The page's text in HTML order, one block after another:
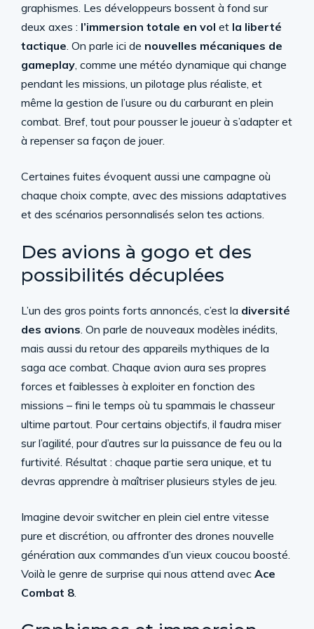
graphismes. Les développeurs bossent à fond sur
deux axes : l’immersion totale en vol et la liberté
tactique. On parle ici de nouvelles mécaniques de
gameplay, comme une météo dynamique qui change
pendant les missions, un pilotage plus réaliste, et
même la gestion de l’usure ou du carburant en plein
combat. Bref, tout pour pousser le joueur à s’adapter et
à repenser sa façon de jouer.
Certaines fuites évoquent aussi une campagne où
chaque choix compte, avec des missions adaptatives
et des scénarios personnalisés selon tes actions.
Des avions à gogo et des
possibilités décuplées
L’un des gros points forts annoncés, c’est la diversité
des avions. On parle de nouveaux modèles inédits,
mais aussi du retour des appareils mythiques de la
saga ace combat. Chaque avion aura ses propres
forces et faiblesses à exploiter en fonction des
missions – fini le temps où tu spammais le chasseur
ultime partout. Pour certains objectifs, il faudra miser
sur l’agilité, pour d’autres sur la puissance de feu ou la
furtivité. Résultat : chaque partie sera unique, et tu
devras apprendre à maîtriser plusieurs styles de jeu.
Imagine devoir switcher en plein ciel entre vitesse
pure et discrétion, ou affronter des drones nouvelle
génération aux commandes d’un vieux coucou boosté.
Voilà le genre de surprise qui nous attend avec Ace
Combat 8.